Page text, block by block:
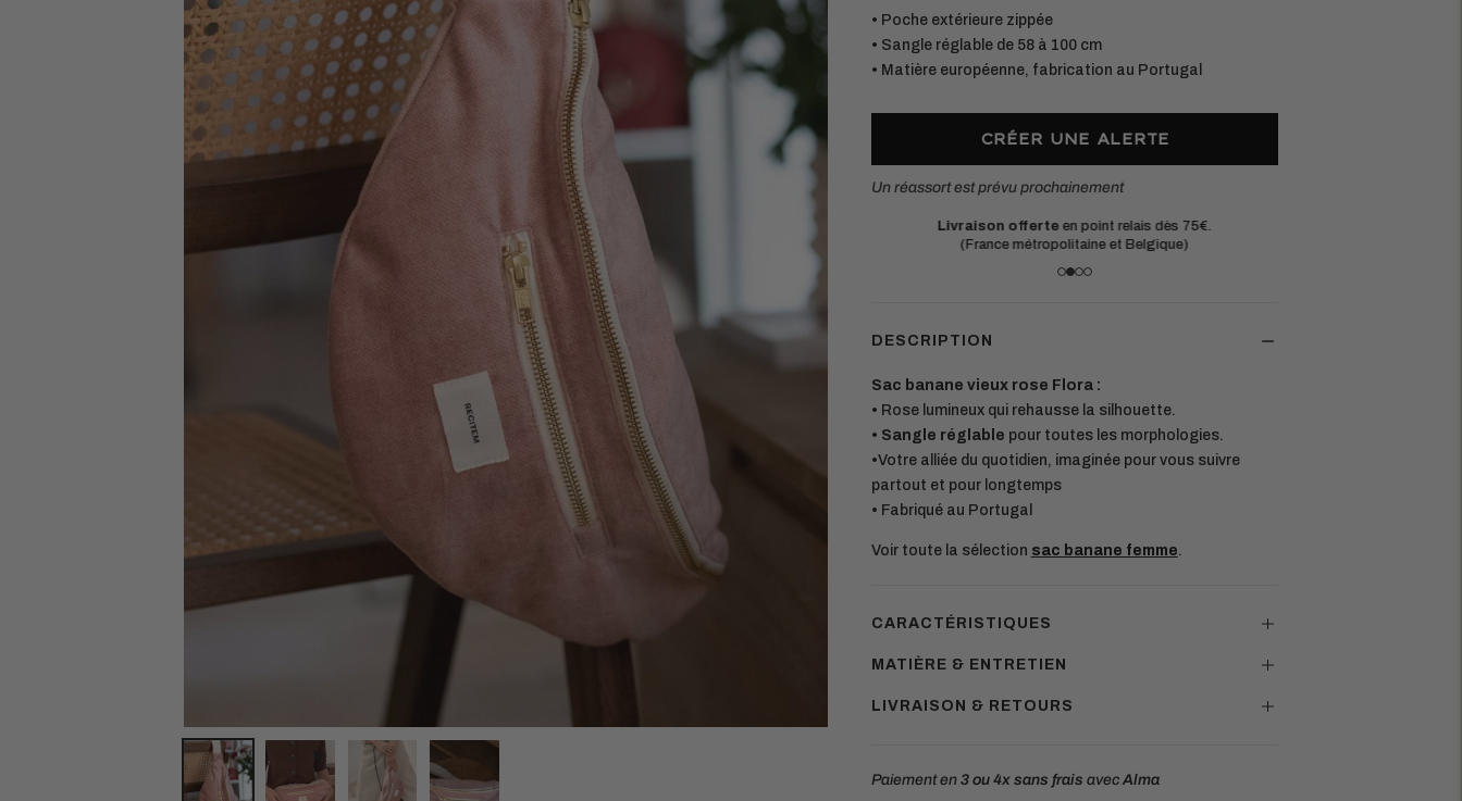
• Poche extérieure zippée
• Sangle réglable de 58 à 100 cm
• Matière européenne, fabrication au Portugal
CRÉER UNE ALERTE
Un réassort est prévu prochainement
aujourd’hui
Retours simplessous 14 jours
Livraison offerte
(France métropolitaine et Belgique)
Matières européennes durables.
Chaque pièce est conçue pour durer
DESCRIPTION
Sac banane vieux rose Flora :
• Rose lumineux qui rehausse la silhouette.
• Sangle réglable pour toutes les morphologies.
•Votre alliée du quotidien, imaginée pour vous suivre
partout et pour longtemps
• Fabriqué au Portugal
Voir toute la sélection sac banane femme.
CARACTÉRISTIQUES
MATIÈRE & ENTRETIEN
LIVRAISON & RETOURS
Paiement en 3 ou 4x sans frais avecAlma